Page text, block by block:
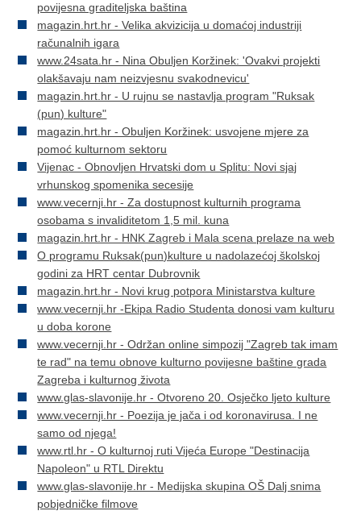
povijesna graditeljska baština
magazin.hrt.hr - Velika akvizicija u domaćoj industriji
računalnih igara
www.24sata.hr - Nina Obuljen Koržinek: 'Ovakvi projekti
olakšavaju nam neizvjesnu svakodnevicu'
magazin.hrt.hr - U rujnu se nastavlja program "Ruksak
(pun) kulture"
magazin.hrt.hr - Obuljen Koržinek: usvojene mjere za
pomoć kulturnom sektoru
Vijenac - Obnovljen Hrvatski dom u Splitu: Novi sjaj
vrhunskog spomenika secesije
www.vecernji.hr - Za dostupnost kulturnih programa
osobama s invaliditetom 1,5 mil. kuna
magazin.hrt.hr - HNK Zagreb i Mala scena prelaze na web
O programu Ruksak(pun)kulture u nadolazećoj školskoj
godini za HRT centar Dubrovnik
magazin.hrt.hr - Novi krug potpora Ministarstva kulture
www.vecernji.hr -Ekipa Radio Studenta donosi vam kulturu
u doba korone
www.vecernji.hr - Održan online simpozij "Zagreb tak imam
te rad" na temu obnove kulturno povijesne baštine grada
Zagreba i kulturnog života
www.glas-slavonije.hr - Otvoreno 20. Osječko ljeto kulture
www.vecernji.hr - Poezija je jača i od koronavirusa. I ne
samo od njega!
www.rtl.hr - O kulturnoj ruti Vijeća Europe "Destinacija
Napoleon" u RTL Direktu
www.glas-slavonije.hr - Medijska skupina OŠ Dalj snima
pobjedničke filmove